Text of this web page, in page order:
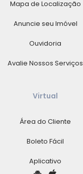
Mapa de Localização
Anuncie seu Imóvel
Ouvidoria
Avalie Nossos Serviços
Virtual
Área do Cliente
Boleto Fácil
Aplicativo